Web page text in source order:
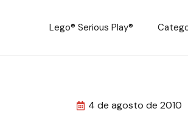
Lego® Serious Play®
4 de agosto de 2010